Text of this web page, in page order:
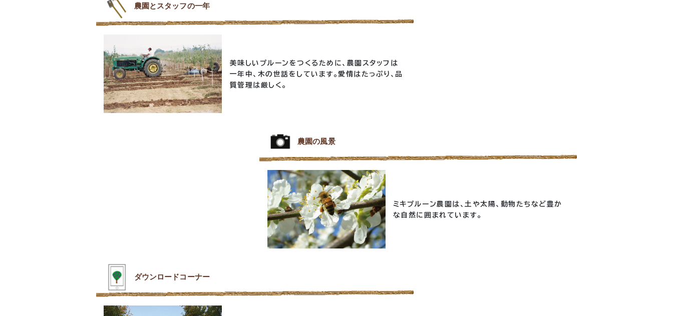
農園とスタッフの一年
美味しいプルーンをつくるために、農園スタッフは
一年中、木の世話をしています。愛情はたっぷり、品
質管理は厳しく。
農園の風景
ミキプルーン農園は、土や太陽、動物たちなど豊か
な自然に囲まれています。
ダウンロードコーナー